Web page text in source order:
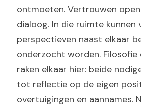
ontmoeten. Vertrouwen
dialoog. In die ruimte kunnen
perspectieven naast elkaar
onderzocht worden. Filosofie
raken elkaar hier: beide
tot reflectie op de eigen
overtuigingen en aannames.